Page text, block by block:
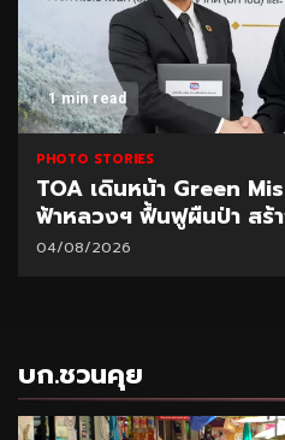
1 min read
PHOTO STORIES
TOA เดินหน้า Green
ฟ้าหลวงฯ ฟื้นฟูผืนป่า สร้
04/08/2026
บก.ชวนคุย